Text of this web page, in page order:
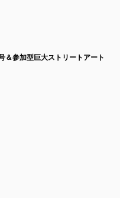
＆参加型巨大ストリートアート